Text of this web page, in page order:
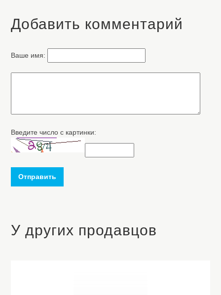
Добавить комментарий
Ваше имя:
Введите число с картинки:
Отправить
У других продавцов